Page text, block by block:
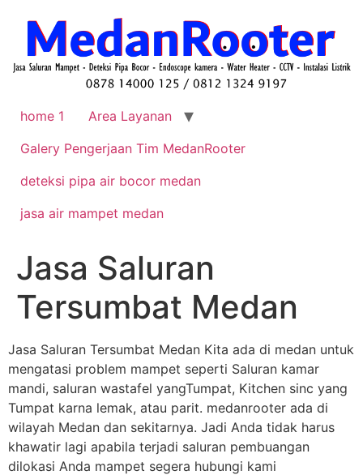
home 1
Area Layanan
Galery Pengerjaan Tim MedanRooter
deteksi pipa air bocor medan
jasa air mampet medan
Jasa Saluran
Tersumbat Medan
Jasa Saluran Tersumbat Medan Kita ada di medan untuk
mengatasi problem mampet seperti Saluran kamar
mandi, saluran wastafel yangTumpat, Kitchen sinc yang
Tumpat karna lemak, atau parit. medanrooter ada di
wilayah Medan dan sekitarnya. Jadi Anda tidak harus
khawatir lagi apabila terjadi saluran pembuangan
dilokasi Anda mampet segera hubungi kami